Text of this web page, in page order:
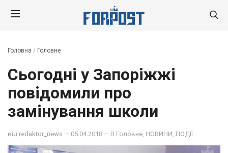
Головна / Головне
Сьогодні у Запоріжжі
повідомили про
замінування школи
від redaktor_news — 05.04.2018 — В Головне НОВИНИ ПОДІЇ